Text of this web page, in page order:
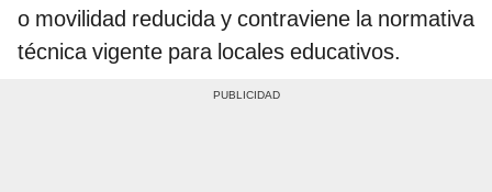
o movilidad reducida y contraviene la normativa
técnica vigente para locales educativos.